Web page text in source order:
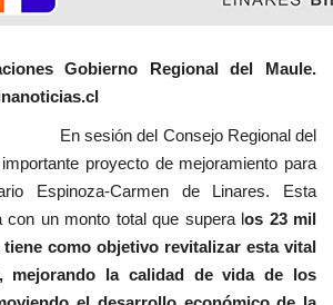
Gobierno Regional del Maule.
Consejo Regional del
proyecto de mejoramiento para
Espinoza-Carmen de Linares. Esta
con un monto total que supera los 23 mil
como objetivo revitalizar esta vital
mejorando la calidad de vida de los